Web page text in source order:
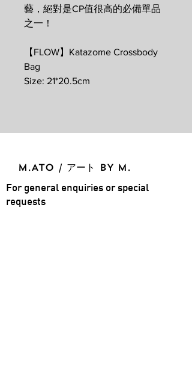
藝，絕對是CP值很高的必備單品
之一！
【FLOW】Katazome Crossbody
Bag
Size: 21*20.5cm
M.ATO / アート BY M.
For general enquiries or special
requests